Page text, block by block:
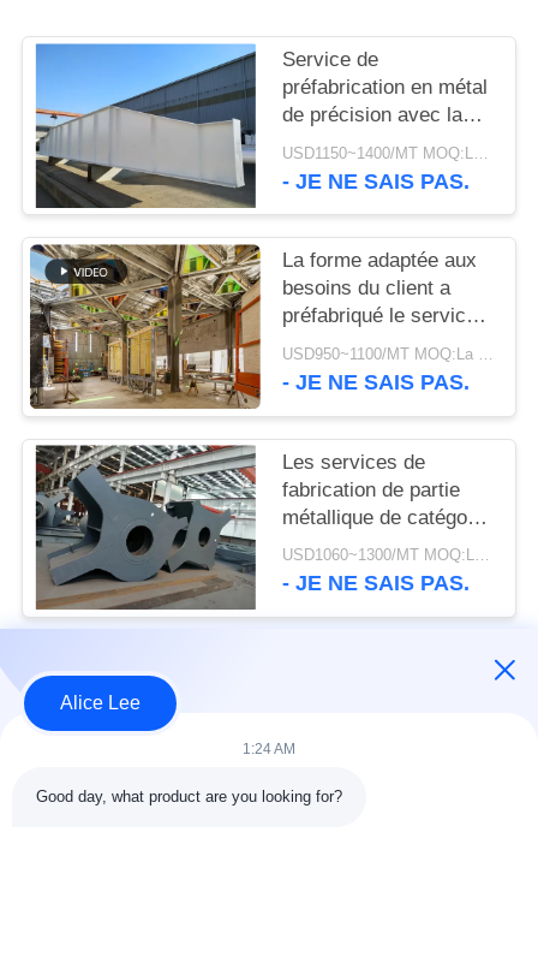
PLAN
DU
SITE
POLITIQUE
DE
CONFIDENTIALITÉ
Service de
préfabrication en métal
de précision avec la
galvanisation et la
peinture
USD1150~1400/MT MOQ:La TA 50
- JE NE SAIS PAS.
La forme adaptée aux
besoins du client a
préfabriqué le service
en acier
d'approvisionnement de
USD950~1100/MT MOQ:La TA 50
- JE NE SAIS PAS.
Les services de
fabrication de partie
métallique de catégorie
de Q355B Q235B ont
bien soudé adapté aux
USD1060~1300/MT MOQ:La TA 50
- JE NE SAIS PAS.
Catégories populaires Tous
structure métallique
métallique
Alice Lee
1:24 AM
Good day, what product are you looking for?